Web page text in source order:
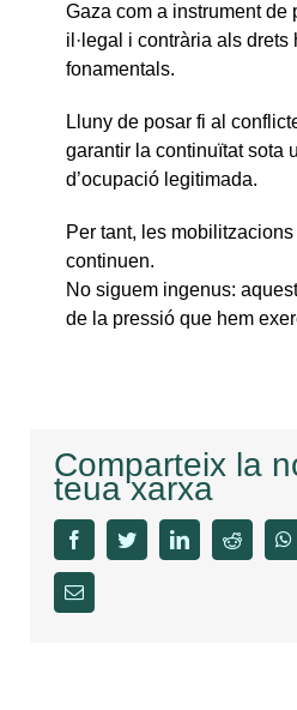
Gaza com a instrument de
il·legal i contrària als drets
fonamentals.
Lluny de posar fi al
garantir la continuïtat sota
d’ocupació legitimada.
Per tant, les
continuen.
No siguem ingenus:
de la pressió que hem
Comparteix la
teua xarxa
facebooktwitter linkedinreddit
Email